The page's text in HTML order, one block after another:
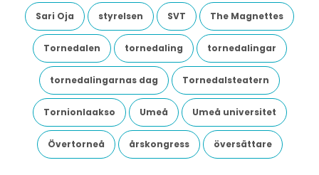
Sari Oja styrelsen SVT The Magnettes
Tornedalen tornedaling tornedalingar
tornedalingarnas dag Tornedalsteatern
Tornionlaakso Umeå Umeå universitet
Övertorneå årskongress översättare